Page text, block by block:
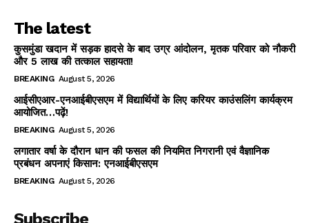
The latest
कुसमुंडा खदान में सड़क हादसे के बाद उग्र आंदोलन, मृतक परिवार को नौकरी
और 5 लाख की तत्काल सहायता!
BREAKING August 5, 2026
आईसीएआर-एनआईबीएसएम में विद्यार्थियों के लिए करियर काउंसलिंग कार्यक्रम
आयोजित…पढ़ें!
BREAKING August 5, 2026
लगातार वर्षा के दौरान धान की फसल की नियमित निगरानी एवं वैज्ञानिक
प्रबंधन अपनाएं किसान: एनआईबीएसएम
BREAKING August 5, 2026
Subscribe